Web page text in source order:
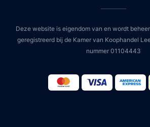
Deze website is eigendom van en wordt
geregistreerd bij de Kamer van Koophandel
nummer 01104443